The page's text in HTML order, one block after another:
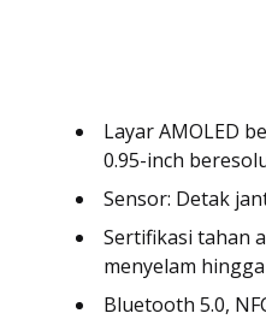
Layar AMOLED
0.95-inch
Sensor: Detak
Sertifikasi tahan
menyelam
Bluetooth 5.0,